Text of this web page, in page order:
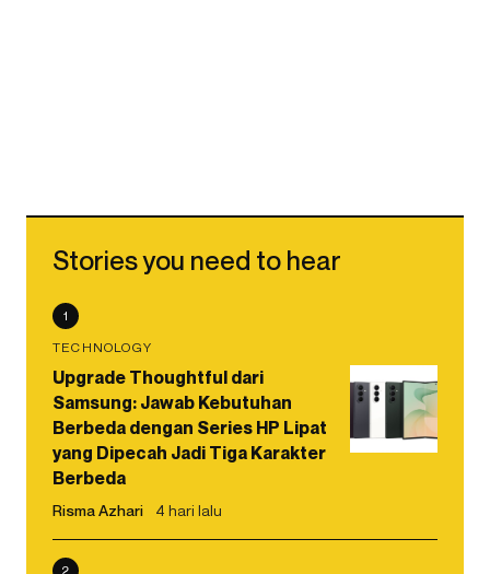
Stories you need to hear
1
TECHNOLOGY
Upgrade Thoughtful dari
Samsung: Jawab Kebutuhan
Berbeda dengan Series HP Lipat
yang Dipecah Jadi Tiga Karakter
Berbeda
Risma Azhari 4 hari lalu
2